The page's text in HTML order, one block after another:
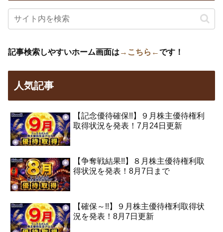
記事検索しやすいホーム画面は→こちら←です！
人気記事
【記念優待確保!!】９月株主優待権利
取得状況を発表！7月24日更新
【争奪戦結果!!】８月株主優待権利取
得状況を発表！8月7日まで
【確保～!!】９月株主優待権利取得状
況を発表！8月7日更新